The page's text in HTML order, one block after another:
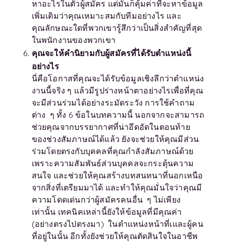
หาอะไรในตัวผู้สมัคร แต่มันก็คุ้มค่าที่จะหาข้อมูล
เพิ่มเติมว่าคุณเหมาะสมกับทีมอย่างไร และ
คุณลักษณะใดที่พวกเขารู้สึกว่าเป็นสิ่งสำคัญที่สุด
ในพนักงานของพวกเขา
คุณจะให้คำนิยามกับผู้สมัครที่ได้รับตำแหน่งนี้
อย่างไร
นี่คือโอกาสที่คุณจะได้รับข้อมูลเชิงลึกว่าตำแหน่ง
งานนี้จริง ๆ แล้วมีรูปร่างหน้าตาอย่างไรเพื่อที่คุณ
จะมีส่วนร่วมได้อย่างระมัดระวัง การใช้คำถาม
ต่าง ๆ ทั้ง 6 ข้อในบทความนี้ นอกจากจะสามารถ
ช่วยคุณจากบรรยากาศที่น่าอึดอัดในตอนท้าย
ของช่วงสัมภาษณ์ได้แล้ว ยังจะช่วยให้คุณมีส่วน
ร่วมโดยตรงกับบุคคลที่คุณกำลังสัมภาษณ์ด้วย
เพราะความสัมพันธ์ส่วนบุคคลจะกระตุ้นความ
สนใจ และช่วยให้คุณสร้างบทสนทนาที่นอกเหนือ
จากสิ่งที่เตรียมมาได้ และทำให้คุณมั่นใจว่าคุณมี
ความโดดเด่นกว่าผู้สมัครคนอื่น ๆ ไม่เพียง
เท่านั้น เทคนิคเหล่านี้ยังให้ข้อมูลที่มีคุณค่า
(อย่างตรงไปตรงมา) ในตำแหน่งหน้าที่เและผู้คน
ที่อยู่ในนั้น อีกทั้งยังช่วยให้คุณตัดสินใจในอาชีพ